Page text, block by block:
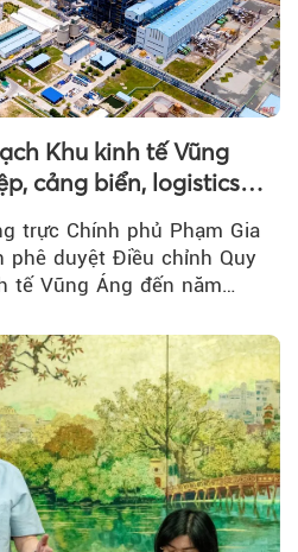
Khu kinh tế Vũng
cảng biển, logistics
trực Chính phủ Phạm Gia
phê duyệt Điều chỉnh Quy
tế Vũng Áng đến năm